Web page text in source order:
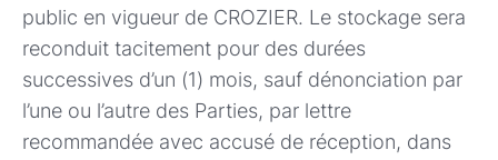
public en vigueur de CROZIER. Le stockage sera
reconduit tacitement pour des durées
successives d’un (1) mois, sauf dénonciation par
l’une ou l’autre des Parties, par lettre
recommandée avec accusé de réception, dans